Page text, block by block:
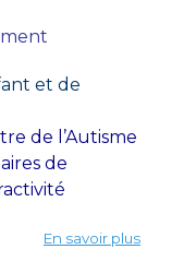
et de
de l’Autisme
de
En savoir plus